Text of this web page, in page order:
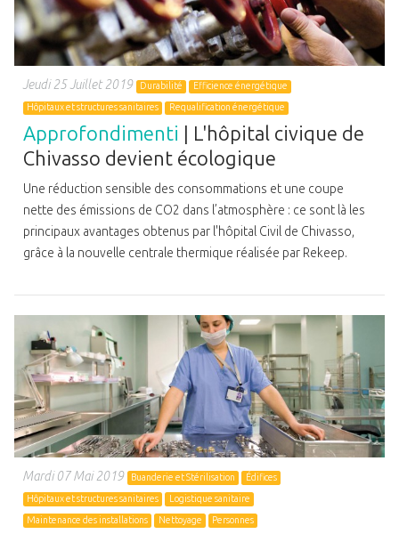
Jeudi 25 Juillet 2019 Durabilité
Efficience énergétique
Hôpitaux et structures sanitaires
Requalification énergétique
Approfondimenti | L'hôpital civique de
Chivasso devient écologique
Une réduction sensible des consommations et une coupe
nette des émissions de CO2 dans l’atmosphère : ce sont là les
principaux avantages obtenus par l'hôpital Civil de Chivasso,
grâce à la nouvelle centrale thermique réalisée par Rekeep.
Mardi 07 Mai 2019 Buanderie et Stérilisation
Édifices
Hôpitaux et structures sanitaires
Logistique sanitaire
Maintenance des installations
Nettoyage Personnes